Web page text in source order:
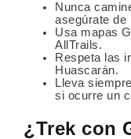
Nunca
asegúrate de
Usa mapas
AllTrails.
Respeta las
Huascarán.
Lleva
si ocurre un
¿Trek con